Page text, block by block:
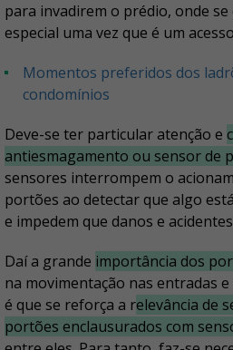
para invadirem o prédio, onde
especial uma vez que é um
Momentos preferidos dos ladrões para invadir
condomínios
Deve-se ter particular atenção e
antiesmagamento ou sensor de
sensores interrompem o
portões ao detectar que algo
e impedem que danos e
Daí a grande importância dos
na movimentação nas entradas
é que se reforça a relevância de
portões enclausurados com